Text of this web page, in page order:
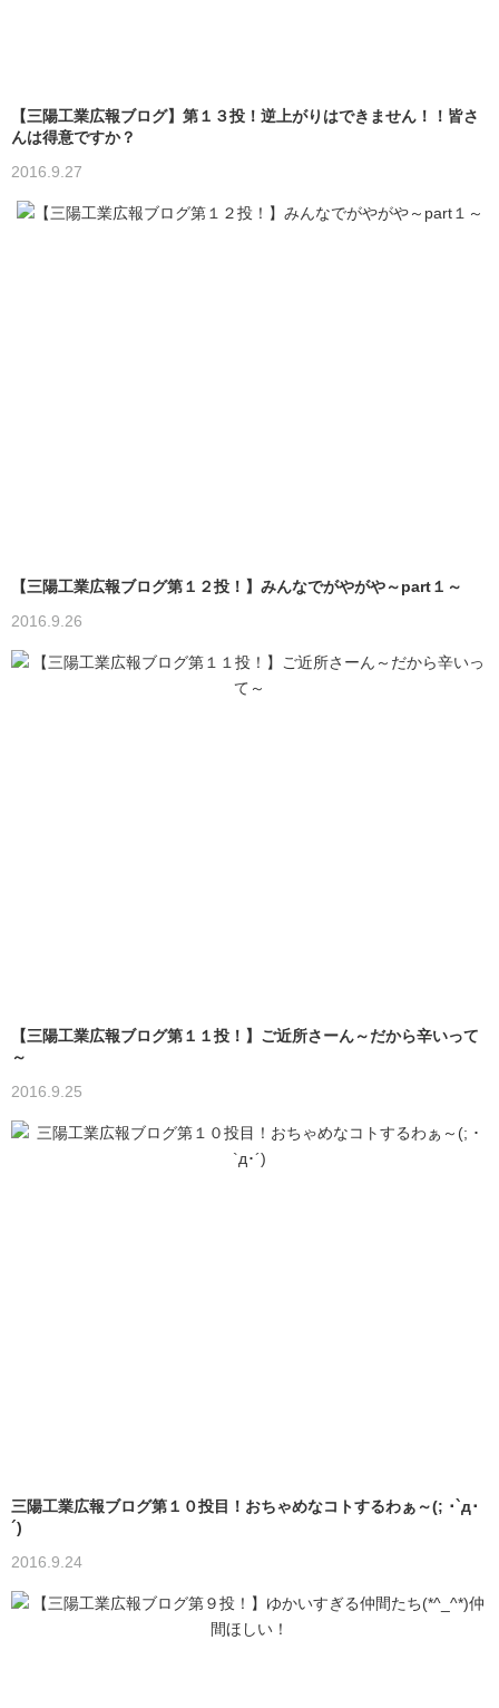
【三陽工業広報ブログ】第１３投！逆上がりはできません！！皆さ
んは得意ですか？
2016.9.27
【三陽工業広報ブログ第１２投！】みんなでがやがや～part１～
2016.9.26
【三陽工業広報ブログ第１１投！】ご近所さーん～だから辛いって
～
2016.9.25
三陽工業広報ブログ第１０投目！おちゃめなコトするわぁ～(; ･`д･
´)
2016.9.24